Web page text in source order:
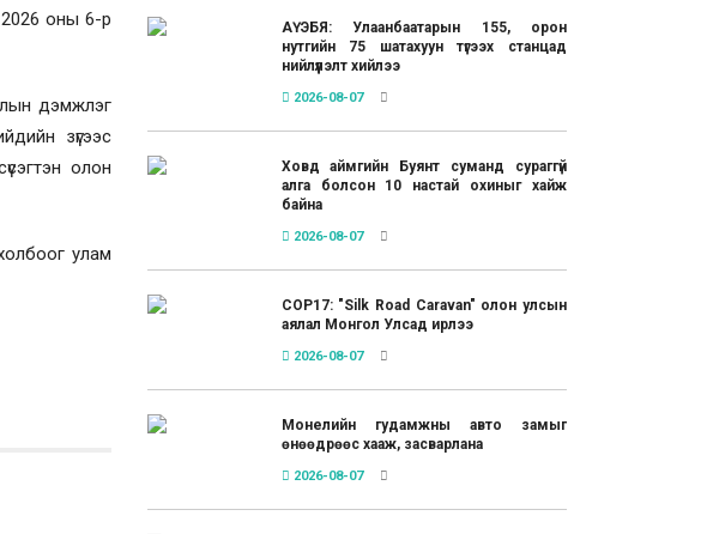
2026 оны 6-р
дэмжлэг
зүгээс
олон
улам
АҮЭБЯ: Улаанбаатарын 155, орон
нутгийн 75 шатахуун түгээх станцад
нийлүүлэлт хийлээ
2026-08-07
Ховд аймгийн Буянт суманд сураггүй
алга болсон 10 настай охиныг хайж
байна
2026-08-07
COP17: "Silk Road Caravan" олон улсын
аялал Монгол Улсад ирлээ
2026-08-07
Монелийн гудамжны авто замыг
өнөөдрөөс хааж, засварлана
2026-08-07